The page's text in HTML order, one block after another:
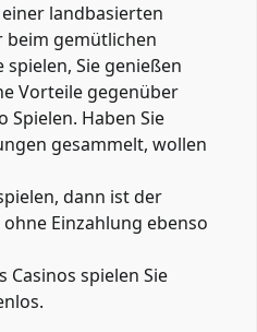
landbasierten
beim gemütlichen
spielen, Sie genießen
Vorteile gegenüber
Spielen. Haben Sie
gesammelt, wollen
dann ist der
Einzahlung ebenso
Casinos spielen Sie